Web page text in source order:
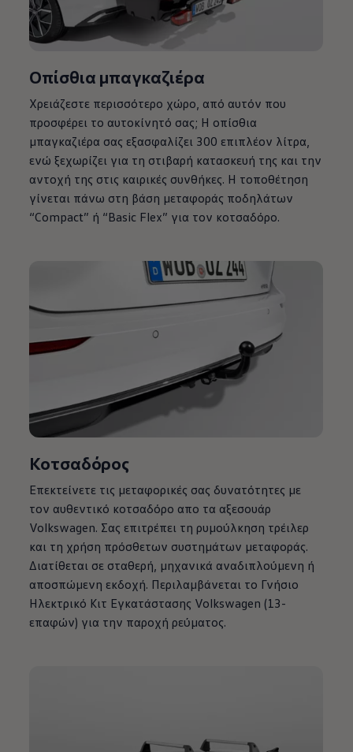
Οπίσθια μπαγκαζιέρα
Χρειάζεστε περισσότερο χώρο, από αυτόν που
προσφέρει το αυτοκίνητό σας; Η οπίσθια
μπαγκαζιέρα σας εξασφαλίζει 300 επιπλέον λίτρα,
ενώ ξεχωρίζει για τη στιβαρή κατασκευή της και την
αντοχή της στις καιρικές συνθήκες. Η τοποθέτηση
γίνεται πάνω στη βάση μεταφοράς ποδηλάτων
“Compact” ή “Basic Flex” για τον κοτσαδόρο.
Κοτσαδόρος
Επεκτείνετε τις μεταφορικές σας δυνατότητες με
τον αυθεντικό κοτσαδόρο απο τα αξεσουάρ
Volkswagen. Σας επιτρέπει τη ρυμούλκηση τρέιλερ
και τη χρήση πρόσθετων συστημάτων μεταφοράς.
Διατίθεται σε σταθερή, μηχανικά αναδιπλούμενη ή
αποσπώμενη εκδοχή. Περιλαμβάνεται το Γνήσιο
Ηλεκτρικό Κιτ Εγκατάστασης Volkswagen (13-
επαφών) για την παροχή ρεύματος.